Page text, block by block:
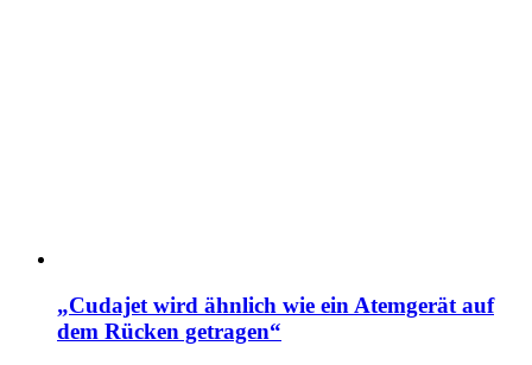
„Cudajet wird ähnlich wie ein Atemgerät auf
dem Rücken getragen“